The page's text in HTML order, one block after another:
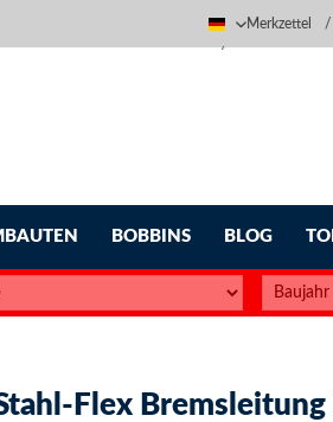
Deutsch
Merkzettel
BOBBINS BLOG
Flex